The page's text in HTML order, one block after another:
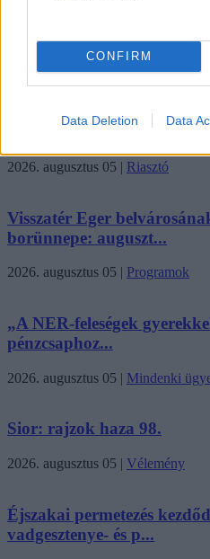
CONFIRM
Data Deletion Data
Legfrissebb híreink
Katonai helikopterek
2026. augusztus 05 | Riasztó
Visszatér Eger
borünnepe: auguszt...
2026. augusztus 05 | Programok
„A NER-feleségek
pénzcsaphoz...
2026. augusztus 05 | Mindenki
Sior: rajzok haza 98.
2026. augusztus 05 | Vélemény
Éjszakai permetezés
vadgesztenye- és p...